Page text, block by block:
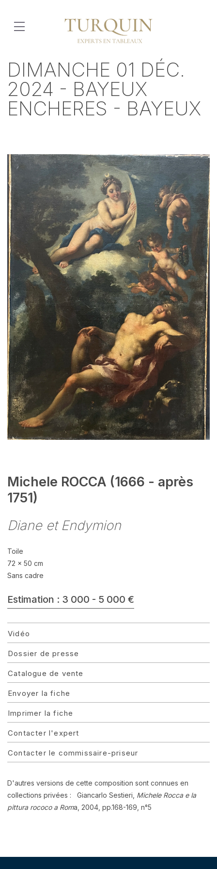
DIMANCHE 01 DÉC.
2024 - BAYEUX
ENCHERES - BAYEUX
Michele ROCCA (1666 - après
1751)
Diane et Endymion
Toile
72 x 50 cm
Sans cadre
Estimation : 3 000 - 5 000 €
Vidéo
Dossier de presse
Catalogue de vente
Envoyer la fiche
Imprimer la fiche
Contacter l'expert
Contacter le commissaire-priseur
D'autres versions de cette composition sont connues en
collections privées : Giancarlo Sestieri, Michele Rocca e la
pittura rococo a Roma, 2004, pp.168-169, n°5